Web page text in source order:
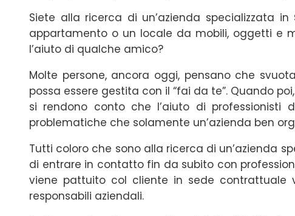
Siete alla ricerca di un’azienda specializzata in
appartamento o un locale da mobili, oggetti e
l’aiuto di qualche amico?
Molte persone, ancora oggi, pensano che
possa essere gestita con il “fai da te”. Quando
si rendono conto che l’aiuto di professionisti
problematiche che solamente un’azienda ben
Tutti coloro che sono alla ricerca di un’azienda
di entrare in contatto fin da subito con
viene pattuito col cliente in sede contrattuale
responsabili aziendali.